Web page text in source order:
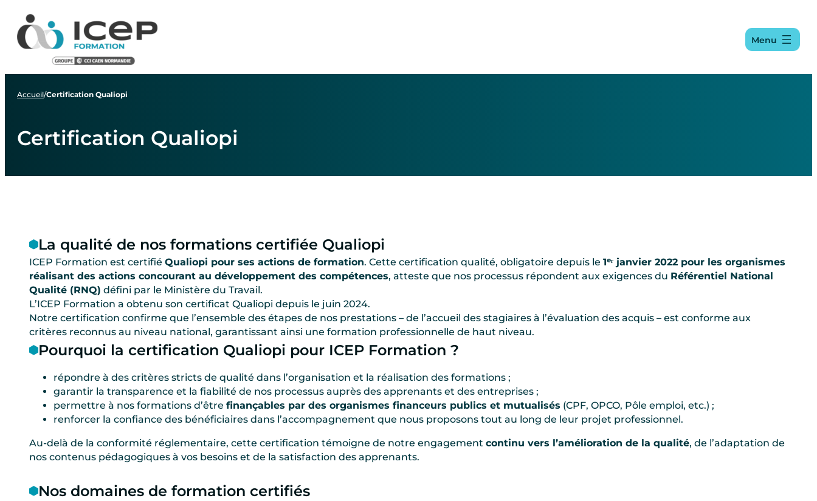
menu
contenu
pied
Menu
Accueil /Certification Qualiopi
Certification Qualiopi
La qualité de nos formations certifiée Qualiopi
ICEP Formation est certifié Qualiopi pour ses actions de formation. Cette certification qualité, obligatoire depuis le 1ᵉʳ janvier 2022 pour les organismes
réalisant des actions concourant au développement des compétences, atteste que nos processus répondent aux exigences du Référentiel National
Qualité (RNQ) défini par le Ministère du Travail.
L’ICEP Formation a obtenu son certificat Qualiopi depuis le juin 2024.
Notre certification confirme que l’ensemble des étapes de nos prestations – de l’accueil des stagiaires à l’évaluation des acquis – est conforme aux
critères reconnus au niveau national, garantissant ainsi une formation professionnelle de haut niveau.
Pourquoi la certification Qualiopi pour ICEP Formation ?
répondre à des critères stricts de qualité dans l’organisation et la réalisation des formations ;
garantir la transparence et la fiabilité de nos processus auprès des apprenants et des entreprises ;
permettre à nos formations d’être finançables par des organismes financeurs publics et mutualisés (CPF, OPCO, Pôle emploi, etc.) ;
renforcer la confiance des bénéficiaires dans l’accompagnement que nous proposons tout au long de leur projet professionnel.
Au-delà de la conformité réglementaire, cette certification témoigne de notre engagement continu vers l’amélioration de la qualité, de l’adaptation de
nos contenus pédagogiques à vos besoins et de la satisfaction des apprenants.
Nos domaines de formation certifiés